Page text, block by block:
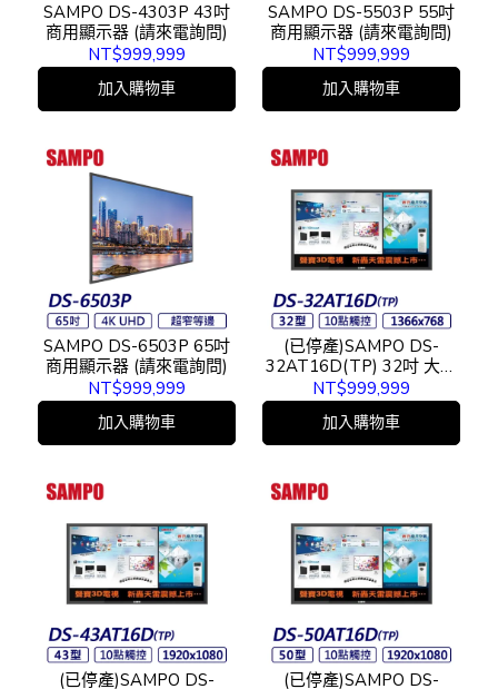
SAMPO DS-4303P 43吋
商用顯示器 (請來電詢問)
NT$999,999
加入購物車
SAMPO DS-5503P 55吋
商用顯示器 (請來電詢問)
NT$999,999
加入購物車
SAMPO DS-6503P 65吋
商用顯示器 (請來電詢問)
NT$999,999
加入購物車
(已停產)SAMPO DS-
32AT16D(TP) 32吋 大型
觸控顯示器
NT$999,999
加入購物車
(已停產)SAMPO DS-
(已停產)SAMPO DS-